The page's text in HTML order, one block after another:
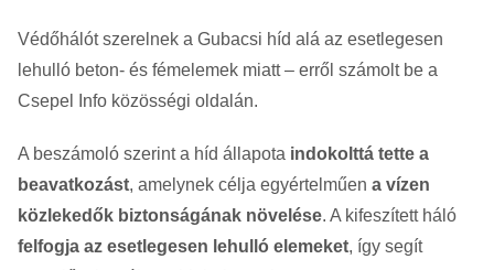
Védőhálót szerelnek a Gubacsi híd alá az esetlegesen
lehulló beton- és fémelemek miatt – erről számolt be a
Csepel Info közösségi oldalán.
A beszámoló szerint a híd állapota indokolttá tette a
beavatkozást, amelynek célja egyértelműen a vízen
közlekedők biztonságának növelése. A kifeszített háló
felfogja az esetlegesen lehulló elemeket, így segít